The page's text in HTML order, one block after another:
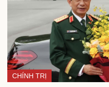
CHÍNH TRỊ